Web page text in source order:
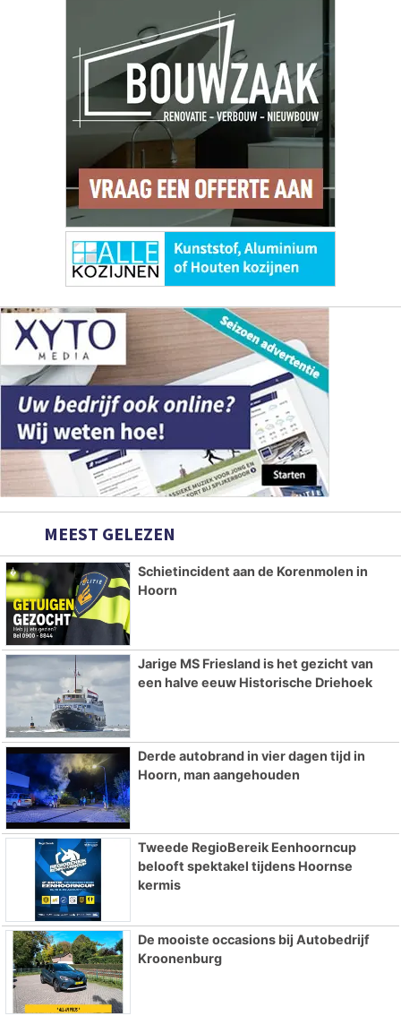
MEEST GELEZEN
Schietincident aan de Korenmolen in
Hoorn
Jarige MS Friesland is het gezicht van
een halve eeuw Historische Driehoek
Derde autobrand in vier dagen tijd in
Hoorn, man aangehouden
Tweede RegioBereik Eenhoorncup
belooft spektakel tijdens Hoornse
kermis
De mooiste occasions bij Autobedrijf
Kroonenburg